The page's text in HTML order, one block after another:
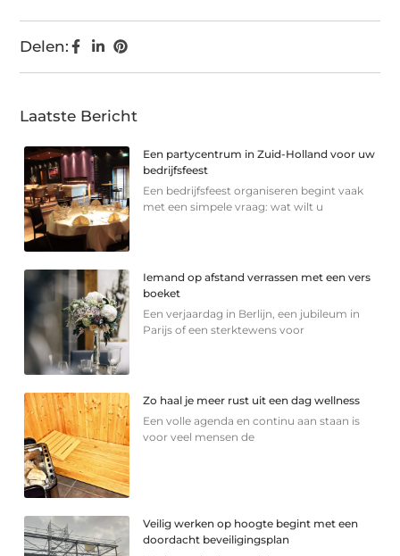
Delen:
Laatste Bericht
Een partycentrum in Zuid-Holland voor uw
bedrijfsfeest
Een bedrijfsfeest organiseren begint vaak
met een simpele vraag: wat wilt u
Iemand op afstand verrassen met een vers
boeket
Een verjaardag in Berlijn, een jubileum in
Parijs of een sterkte­wens voor
Zo haal je meer rust uit een dag wellness
Een volle agenda en continu aan staan is
voor veel mensen de
Veilig werken op hoogte begint met een
doordacht beveiligingsplan